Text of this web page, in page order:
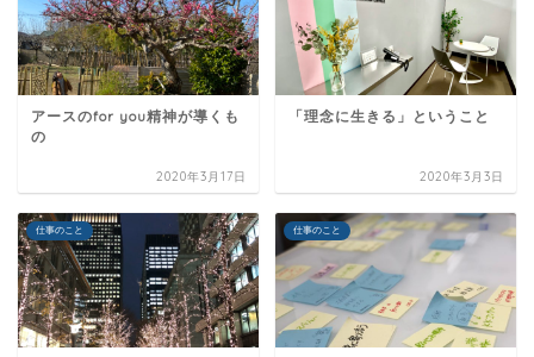
アースのfor you精神が導くも
の
2020年3月17日
「理念に生きる」ということ
2020年3月3日
仕事のこと 仕事のこと